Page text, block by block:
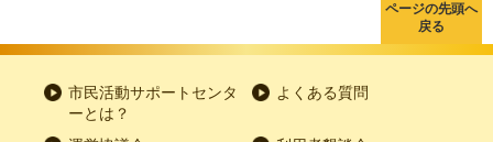
ページの先頭へ
戻る
市民活動サポートセンタ
ーとは？
よくある質問